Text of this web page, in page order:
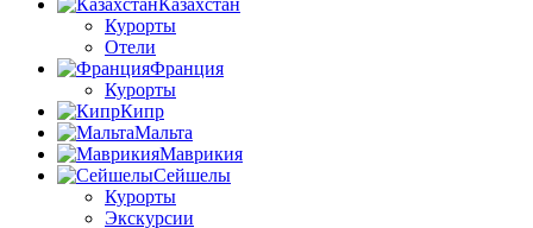
Курорты
Отели
Франция
Курорты
Кипр
Мальта
Маврикия
Сейшелы
Курорты
Экскурсии